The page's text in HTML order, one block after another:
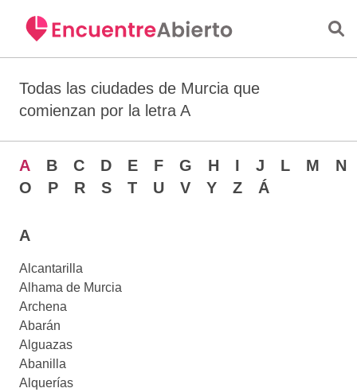
Todas las ciudades de Murcia que
comienzan por la letra A
A B C D E F G H I J L M
N
O
P R S T U V Y Z Á
A
Alcantarilla
Alhama de Murcia
Archena
Abarán
Alguazas
Abanilla
Alquerías